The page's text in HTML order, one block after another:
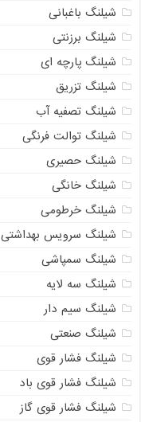
شیلنگ باغبانی
شیلنگ برزنتی
شیلنگ پارچه ای
شیلنگ تزریق
شیلنگ تصفیه آب
شیلنگ توالت فرنگی
شیلنگ حصیری
شیلنگ خانگی
شیلنگ خرطومی
شیلنگ سرویس بهداشتی
شیلنگ سمپاشی
شیلنگ سه لایه
شیلنگ سیم دار
شیلنگ صنعتی
شیلنگ فشار قوی
شیلنگ فشار قوی باد
شیلنگ فشار قوی گاز